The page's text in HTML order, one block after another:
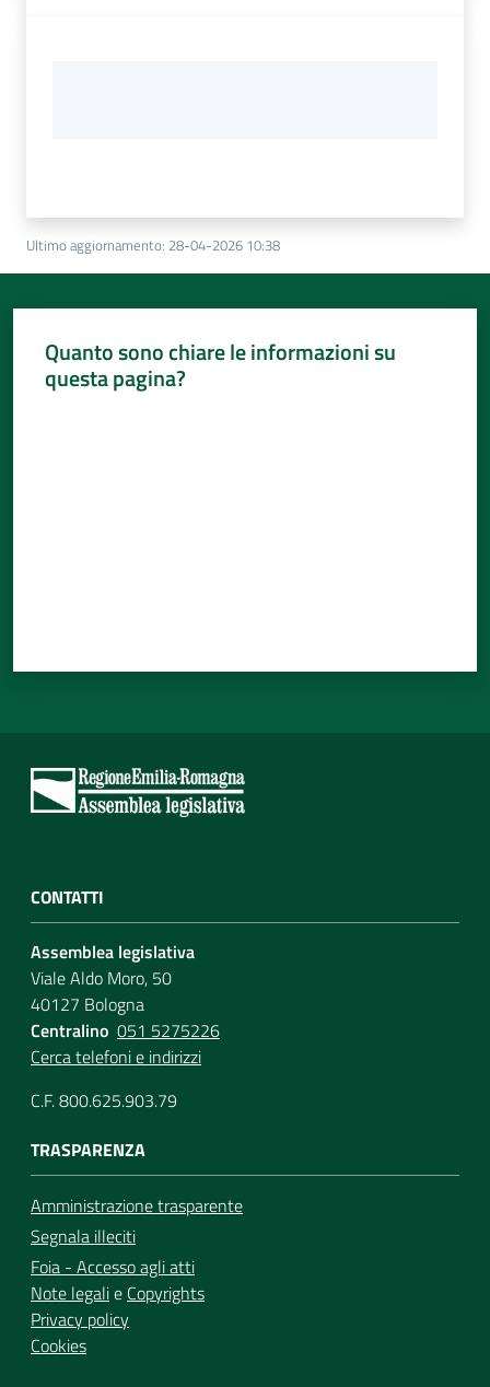
Ultimo aggiornamento: 28-04-2026 10:38
Quanto sono chiare le informazioni su
questa pagina?
CONTATTI
Assemblea legislativa
Viale Aldo Moro, 50
40127 Bologna
Centralino 051 5275226
Cerca telefoni e indirizzi
C.F. 800.625.903.79
TRASPARENZA
Amministrazione trasparente
Segnala illeciti
Foia - Accesso agli atti
Note legalie Copyrights
Privacy policy
Cookies